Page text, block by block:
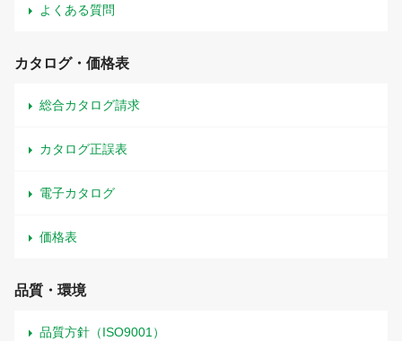
よくある質問
カタログ・価格表
総合カタログ請求
カタログ正誤表
電子カタログ
価格表
品質・環境
品質方針（ISO9001）